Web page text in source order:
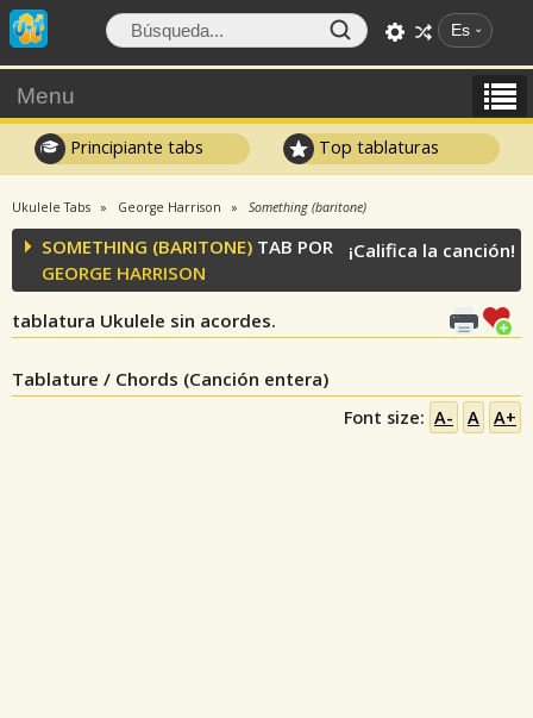
Es
Menu
Principiante tabs Top tablaturas
Ukulele Tabs George Harrison Something (baritone)
SOMETHING (BARITONE) TAB POR
GEORGE HARRISON
tablatura Ukulele sin acordes.
¡Califica la canción!
Tablature / Chords (Canción entera)
Font size: A- A A+